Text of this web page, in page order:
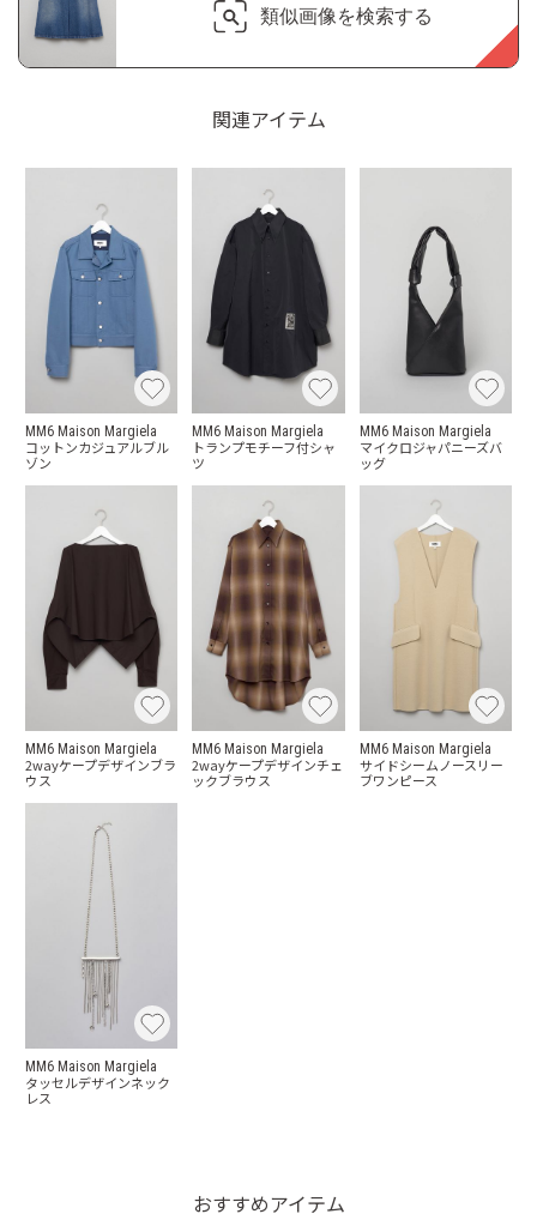
類似画像を検索する
関連アイテム
MM6 Maison Margiela
コットンカジュアルブル
ゾン
MM6 Maison Margiela
トランプモチーフ付シャ
ツ
MM6 Maison Margiela
マイクロジャパニーズバ
ッグ
MM6 Maison Margiela
2wayケープデザインブラ
ウス
MM6 Maison Margiela
2wayケープデザインチェ
ックブラウス
MM6 Maison Margiela
サイドシームノースリー
ブワンピース
MM6 Maison Margiela
タッセルデザインネック
レス
おすすめアイテム